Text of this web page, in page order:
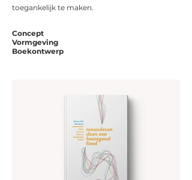
toegankelijk te maken.
Concept
Vormgeving
Boekontwerp